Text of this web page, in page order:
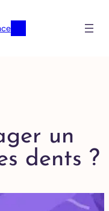
un
dents ?